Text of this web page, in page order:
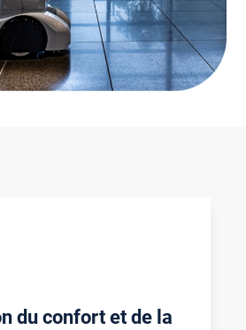
du confort et de la